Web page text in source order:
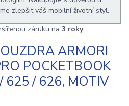
zlepšit váš mobilní životní styl.
záruku na 3 roky.
ARMORI
POCKETBOOK
625 / 626, MOTIV